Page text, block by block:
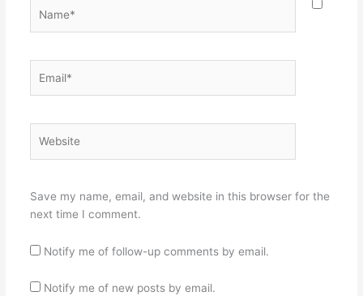
Save my name, email, and website in this browser for the
next time I comment.
Notify me of follow-up comments by email.
Notify me of new posts by email.